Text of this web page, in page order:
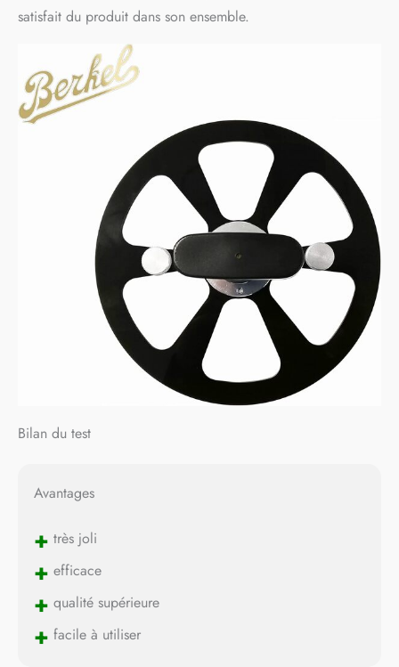
satisfait du produit dans son ensemble.
Bilan du test
Avantages
+ très joli
+ efficace
+ qualité supérieure
+ facile à utiliser